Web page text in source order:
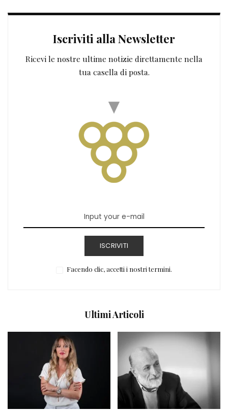
Iscriviti alla Newsletter
Ricevi le nostre ultime notizie direttamente nella
tua casella di posta.
ISCRIVITI
Facendo clic, accetti i nostri termini.
Ultimi Articoli